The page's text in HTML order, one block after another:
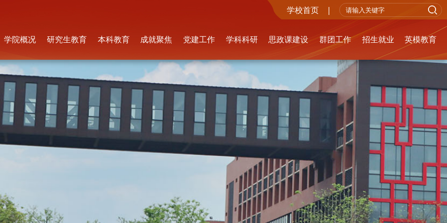
学校首页 |
学院概况 研究生教育 本科教育 成就聚焦 党建工作 学科科研 思政课建设 群团工作 招生就业 英模教育